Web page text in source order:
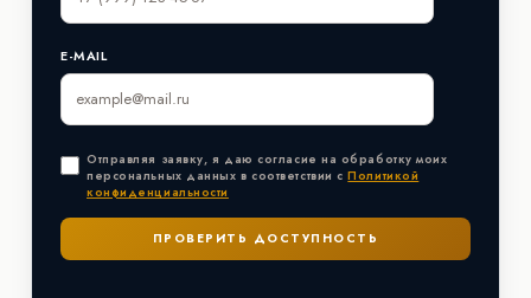
E-MAIL
Отправляя заявку, я даю согласие на обработку моих
персональных данных в соответствии сПолитикой
конфиденциальности